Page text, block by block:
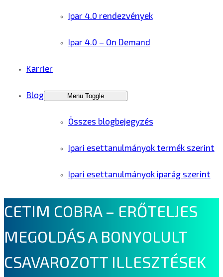
Ipar 4.0 rendezvények
Ipar 4.0 – On Demand
Karrier
Blog Menu Toggle
Összes blogbejegyzés
Ipari esettanulmányok termék szerint
Ipari esettanulmányok iparág szerint
CETIM COBRA – ERŐTELJES
MEGOLDÁS A BONYOLULT
CSAVAROZOTT ILLESZTÉSEK